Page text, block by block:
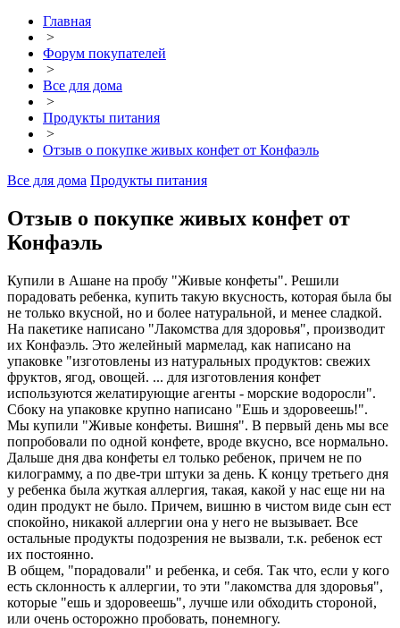
Главная
>
Форум покупателей
>
Все для дома
>
Продукты питания
>
Отзыв о покупке живых конфет от Конфаэль
Все для дома Продукты питания
Отзыв о покупке живых конфет от
Конфаэль
Купили в Ашане на пробу "Живые конфеты". Решили
порадовать ребенка, купить такую вкусность, которая была бы
не только вкусной, но и более натуральной, и менее сладкой.
На пакетике написано "Лакомства для здоровья", производит
их Конфаэль. Это желейный мармелад, как написано на
упаковке "изготовлены из натуральных продуктов: свежих
фруктов, ягод, овощей. ... для изготовления конфет
используются желатирующие агенты - морские водоросли".
Сбоку на упаковке крупно написано "Ешь и здоровеешь!".
Мы купили "Живые конфеты. Вишня". В первый день мы все
попробовали по одной конфете, вроде вкусно, все нормально.
Дальше дня два конфеты ел только ребенок, причем не по
килограмму, а по две-три штуки за день. К концу третьего дня
у ребенка была жуткая аллергия, такая, какой у нас еще ни на
один продукт не было. Причем, вишню в чистом виде сын ест
спокойно, никакой аллергии она у него не вызывает. Все
остальные продукты подозрения не вызвали, т.к. ребенок ест
их постоянно.
В общем, "порадовали" и ребенка, и себя. Так что, если у кого
есть склонность к аллергии, то эти "лакомства для здоровья",
которые "ешь и здоровеешь", лучше или обходить стороной,
или очень осторожно пробовать, понемногу.